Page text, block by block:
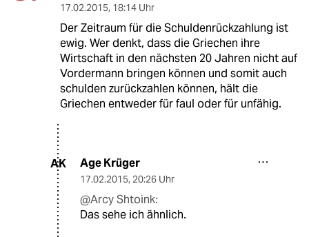
17.02.2015, 18:14 Uhr
Der Zeitraum für die Schuldenrückzahlung ist
ewig. Wer denkt, dass die Griechen ihre
Wirtschaft in den nächsten 20 Jahren nicht auf
Vordermann bringen können und somit auch
schulden zurückzahlen können, hält die
Griechen entweder für faul oder für unfähig.
AK Age Krüger
17.02.2015, 20:26 Uhr
@Arcy Shtoink:
Das sehe ich ähnlich.